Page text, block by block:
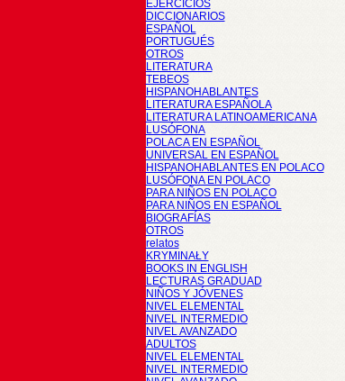
EJERCICIOS
DICCIONARIOS
ESPAÑOL
PORTUGUÉS
OTROS
LITERATURA
TEBEOS
HISPANOHABLANTES
LITERATURA ESPAÑOLA
LITERATURA LATINOAMERICANA
LUSÓFONA
POLACA EN ESPAÑOL
UNIVERSAL EN ESPAÑOL
HISPANOHABLANTES EN POLACO
LUSÓFONA EN POLACO
PARA NIÑOS EN POLACO
PARA NIÑOS EN ESPAÑOL
BIOGRAFÍAS
OTROS
relatos
KRYMINAŁY
BOOKS IN ENGLISH
LECTURAS GRADUAD
NIÑOS Y JÓVENES
NIVEL ELEMENTAL
NIVEL INTERMEDIO
NIVEL AVANZADO
ADULTOS
NIVEL ELEMENTAL
NIVEL INTERMEDIO